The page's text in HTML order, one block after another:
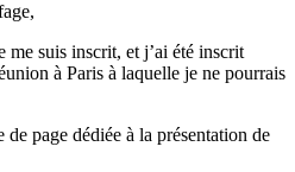
me suis inscrit, et j’ai été inscrit
à Paris à laquelle je ne pourrais
de page dédiée à la présentation de